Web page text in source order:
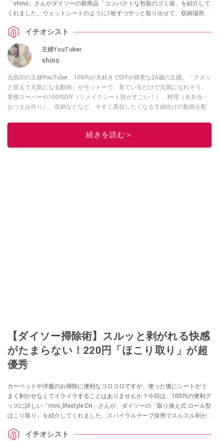
「shino」さんがダイソーの新商品「コンパクトな包装のゴミ袋」を紹介して
くれました。ウェットシートのように1枚ずつサッと取り出せて、収納場所も
す！
イチオシスト
主婦YouTuber
shino
元気印の主婦YouTuber。100均が大好きでDIYが得意な26歳の主婦。「クスッ
と笑えて元気になる動画」がモットーで、見ているだけで元気になれそう。
業務スーパーや100均DIY（リメイクシート技がすごい！）、料理（夫弁当・
おつまみ作り）、収納などなど、今すぐ真似したくなる主婦向けの動画を配
このイチオシストの他の記事を読む
続きを読む＞
【ダイソー掃除術】スルッと剥がれる快感
がたまらない！220円「ほこり取り」が超
優秀
カーペットや洋服のお掃除に便利なコロコロですが、使った後にシートがう
まく剥がせなくてイライラすることはありませんか？今回は、100均の便利グ
ッズに詳しい「mini_lifestyle CH」さんが、ダイソーの「取り換え式 ロール型
ほこり取り」を紹介してくれました。スパイラルテープ採用でスルスル剥が
掃除を快適にしたい方は必見です！
イチオシスト